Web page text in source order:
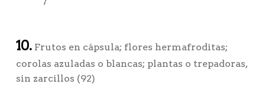
10.Frutos en cápsula; flores hermafroditas;
corolas azuladas o blancas; plantas o trepadoras,
sin zarcillos (92)